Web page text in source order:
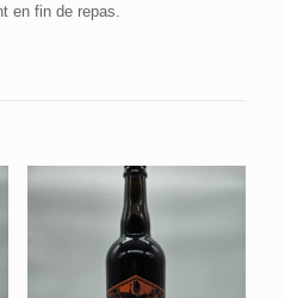
en fin de repas.